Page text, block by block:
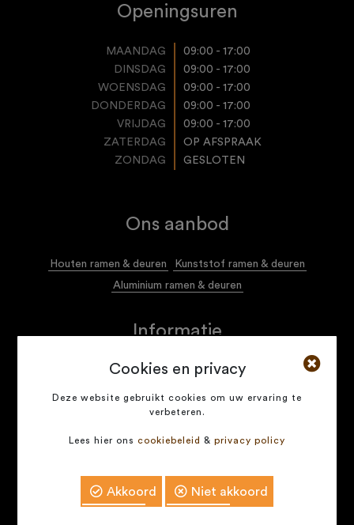
Openingsuren
MAANDAG
09:00 - 17:00
DINSDAG
09:00 - 17:00
WOENSDAG
09:00 - 17:00
DONDERDAG
09:00 - 17:00
VRIJDAG
09:00 - 17:00
ZATERDAG
OP AFSPRAAK
ZONDAG
GESLOTEN
Ons aanbod
Houten ramen & deuren
Kunststof ramen & deuren
Aluminium ramen & deuren
Informatie
Algemene voorwaarden
Privacy policy
Naservice voor onze klanten
Development by
Cookies en privacy
Deze website gebruikt cookies om uw ervaring te
verbeteren.
Lees hier ons cookiebeleid & privacy policy
Akkoord Niet akkoord